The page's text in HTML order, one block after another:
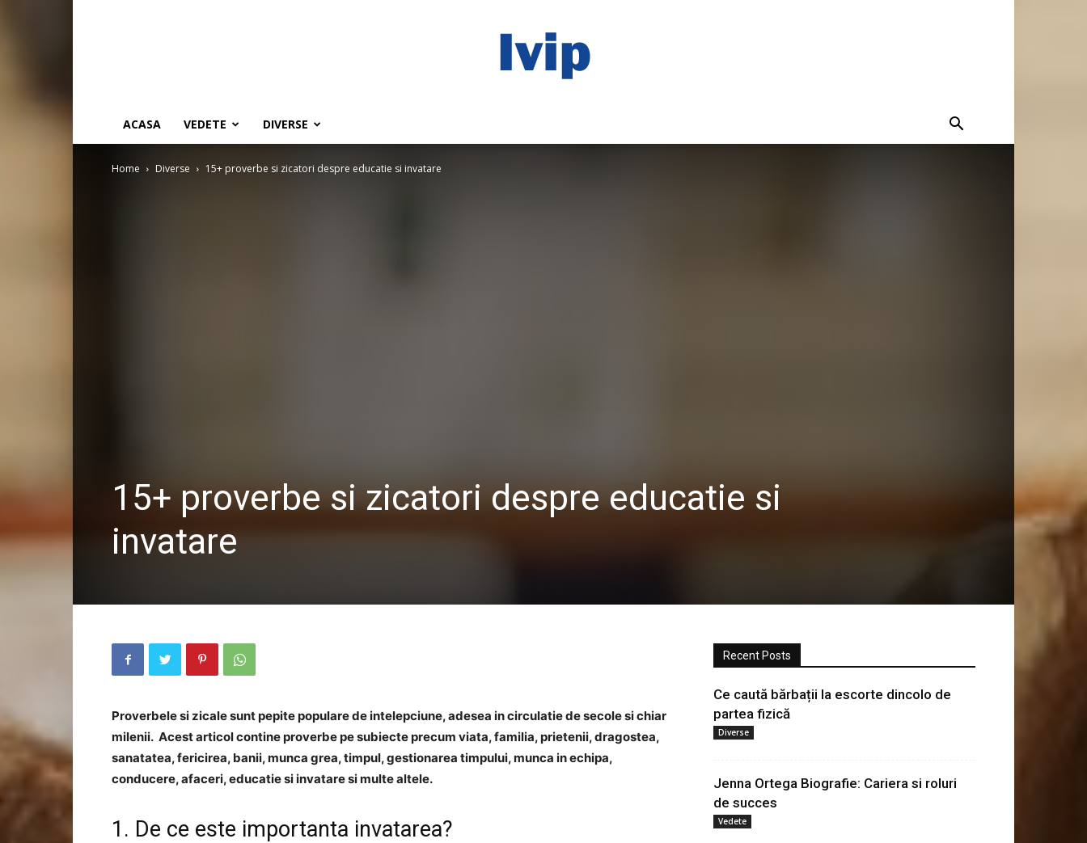
ACASA VEDETE DIVERSE
Home Diverse 15+ proverbe si zicatori despre educatie si invatare
15+ proverbe si zicatori despre educatie si
invatare
Proverbele si zicale sunt pepite populare de intelepciune, adesea in circulatie de secole si chiar
milenii. Acest articol contine proverbe pe subiecte precum viata, familia, prietenii, dragostea,
sanatatea, fericirea, banii, munca grea, timpul, gestionarea timpului, munca in echipa,
conducere, afaceri, educatie si invatare si multe altele.
1. De ce este importanta invatarea?
Recent Posts
Ce caută bărbații la escorte dincolo de
partea fizică
Diverse
Jenna Ortega Biografie: Cariera si roluri
de succes
Vedete